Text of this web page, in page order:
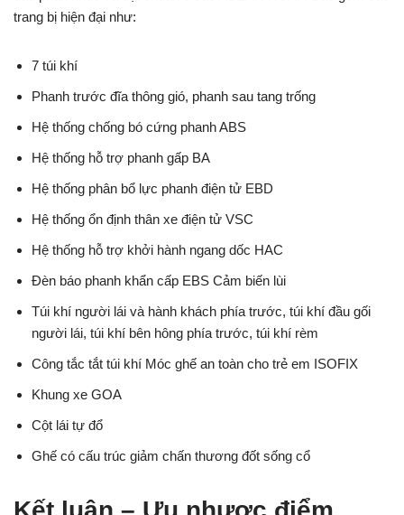
trang bị hiện đại như:
7 túi khí
Phanh trước đĩa thông gió, phanh sau tang trống
Hệ thống chống bó cứng phanh ABS
Hệ thống hỗ trợ phanh gấp BA
Hệ thống phân bổ lực phanh điện tử EBD
Hệ thống ổn định thân xe điện tử VSC
Hệ thống hỗ trợ khởi hành ngang dốc HAC
Đèn báo phanh khẩn cấp EBS Cảm biến lùi
Túi khí người lái và hành khách phía trước, túi khí đầu gối
người lái, túi khí bên hông phía trước, túi khí rèm
Công tắc tắt túi khí Móc ghế an toàn cho trẻ em ISOFIX
Khung xe GOA
Cột lái tự đổ
Ghế có cấu trúc giảm chấn thương đốt sống cổ